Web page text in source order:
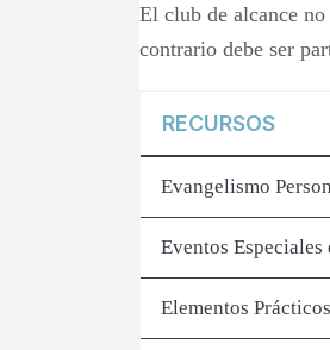
El club de alcance
contrario debe ser
RECURSOS
Evangelismo
Eventos
Elementos